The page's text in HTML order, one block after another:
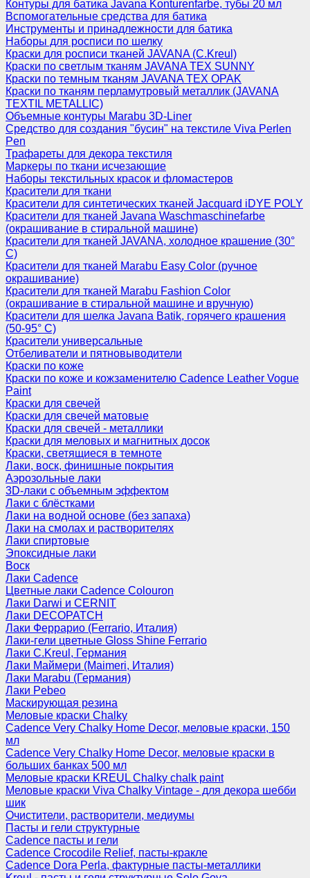
Контуры для батика Javana Konturenfarbe, тубы 20 мл
Вспомогательные средства для батика
Инструменты и принадлежности для батика
Наборы для росписи по шелку
Краски для росписи тканей JAVANA (C.Kreul)
Краски по светлым тканям JAVANA TEX SUNNY
Краски по темным тканям JAVANA TEX OPAK
Краски по тканям перламутровый металлик (JAVANA
TEXTIL METALLIC)
Объемные контуры Marabu 3D-Liner
Средство для создания "бусин" на текстиле Viva Perlen
Pen
Трафареты для декора текстиля
Маркеры по ткани исчезающие
Наборы текстильных красок и фломастеров
Красители для ткани
Красители для синтетических тканей Jacquard iDYE POLY
Красители для тканей Javana Waschmaschinefarbe
(окрашивание в стиральной машине)
Красители для тканей JAVANA, холодное крашение (30°
С)
Красители для тканей Marabu Easy Color (ручное
окрашивание)
Красители для тканей Marabu Fashion Color
(окрашивание в стиральной машине и вручную)
Красители для шелка Javana Batik, горячего крашения
(50-95° С)
Красители универсальные
Отбеливатели и пятновыводители
Краски по коже
Краски по коже и кожзаменителю Cadence Leather Vogue
Paint
Краски для свечей
Краски для свечей матовые
Краски для свечей - металлики
Краски для меловых и магнитных досок
Краски, светящиеся в темноте
Лаки, воск, финишные покрытия
Аэрозольные лаки
3D-лаки с объемным эффектом
Лаки с блёстками
Лаки на водной основе (без запаха)
Лаки на смолах и растворителях
Лаки спиртовые
Эпоксидные лаки
Воск
Лаки Cadence
Цветные лаки Cadence Colouron
Лаки Darwi и CERNIT
Лаки DECOPATCH
Лаки Феррарио (Ferrario, Италия)
Лаки-гели цветные Gloss Shine Ferrario
Лаки C.Kreul, Германия
Лаки Маймери (Maimeri, Италия)
Лаки Marabu (Германия)
Лаки Pebeo
Маскирующая резина
Меловые краски Chalky
Cadence Very Chalky Home Decor, меловые краски, 150
мл
Cadence Very Chalky Home Decor, меловые краски в
больших банках 500 мл
Меловые краски KREUL Chalky chalk paint
Меловые краски Viva Chalky Vintage - для декора шебби
шик
Очистители, растворители, медиумы
Пасты и гели структурные
Cadence пасты и гели
Cadence Crocodile Relief, пасты-кракле
Cadence Dora Perla, фактурные пасты-металлики